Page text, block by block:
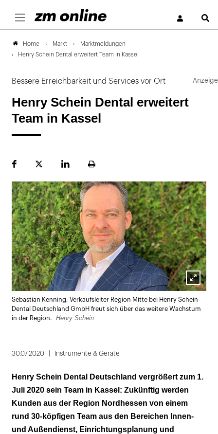
Home Markt
Marktmeldungen
Henry Schein Dental erweitert Team in Kassel
Bessere Erreichbarkeit und Services vor Ort
Henry Schein Dental erweitert
Team in Kassel
FacebookPlattformLinekdInSeite
Lightbox
öffnen
Sebastian Kenning, Verkaufsleiter Region Mitte bei Henry Schein
Dental Deutschland GmbH freut sich über das weitere Wachstum
in der Region.
Henry Schein
30.07.2020 Instrumente & Geräte
Henry Schein Dental Deutschland vergrößert zum 1.
Juli 2020 sein Team in Kassel: Zukünftig werden
Kunden aus der Region Nordhessen von einem
rund 30-köpfigen Team aus den Bereichen Innen-
und Außendienst, Einrichtungsplanung und